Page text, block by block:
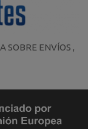
SOBRE ENVÍOS ,